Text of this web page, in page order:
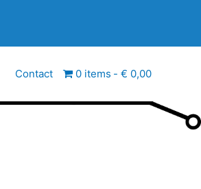
Contact 0 items € 0,00